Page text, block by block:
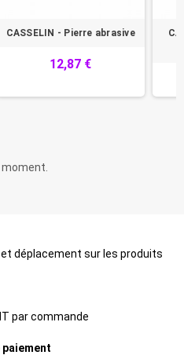
CASSELIN - Pierre abrasive
12,87 €
déplacement sur les produits
par commande